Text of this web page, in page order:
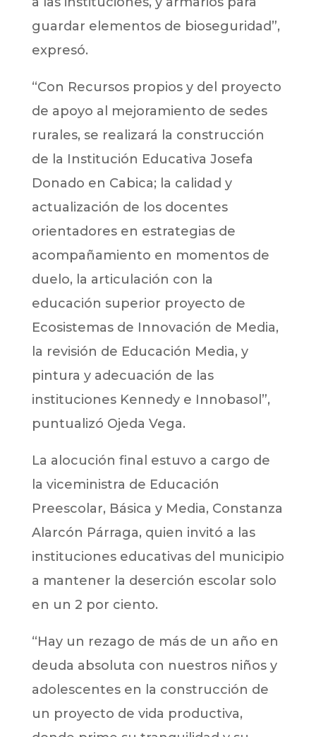
guardar elementos de bioseguridad”,
expresó.
“Con Recursos propios y del proyecto
de apoyo al mejoramiento de sedes
rurales, se realizará la construcción
de la Institución Educativa Josefa
Donado en Cabica; la calidad y
actualización de los docentes
orientadores en estrategias de
acompañamiento en momentos de
duelo, la articulación con la
educación superior proyecto de
Ecosistemas de Innovación de Media,
la revisión de Educación Media, y
pintura y adecuación de las
instituciones Kennedy e Innobasol”,
puntualizó Ojeda Vega.
La alocución final estuvo a cargo de
la viceministra de Educación
Preescolar, Básica y Media, Constanza
Alarcón Párraga, quien invitó a las
instituciones educativas del municipio
a mantener la deserción escolar solo
en un 2 por ciento.
“Hay un rezago de más de un año en
deuda absoluta con nuestros niños y
adolescentes en la construcción de
un proyecto de vida productiva,